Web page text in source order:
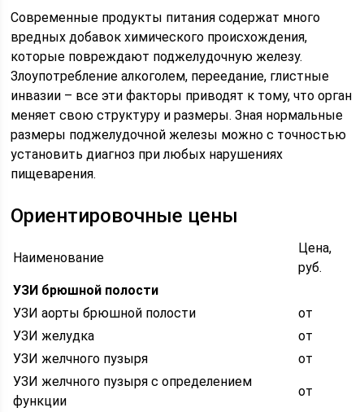
Современные продукты питания содержат много
вредных добавок химического происхождения,
которые повреждают поджелудочную железу.
Злоупотребление алкоголем, переедание, глистные
инвазии – все эти факторы приводят к тому, что орган
меняет свою структуру и размеры. Зная нормальные
размеры поджелудочной железы можно с точностью
установить диагноз при любых нарушениях
пищеварения.
Ориентировочные цены
Наименование
Цена,
руб.
УЗИ брюшной полости
УЗИ аорты брюшной полости
от
УЗИ желудка
от
УЗИ желчного пузыря
от
УЗИ желчного пузыря с определением
функции
от